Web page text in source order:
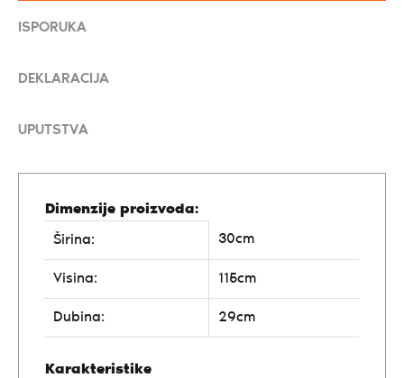
ISPORUKA
DEKLARACIJA
UPUTSTVA
Dimenzije proizvoda:
Širina:
30cm
Visina: 115cm
Dubina: 29cm
Karakteristike